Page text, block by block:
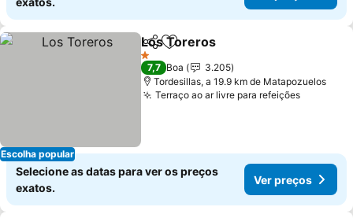
Escolha popular
PartilharAdicionar aos favoritos
Los Toreros
1 Estrelas
7,7 Boa
3.205
Tordesillas, a 19.9 km de Matapozuelos
Terraço ao ar livre para refeições
Selecione as datas para ver os preços
exatos.
Ver preços